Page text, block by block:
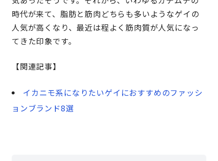
時代が来て、脂肪と筋肉どちらも多いようなゲイの
人気が高くなり、最近は程よく筋肉質が人気になっ
てきた印象です。
【関連記事】
イカニモ系になりたいゲイにおすすめのファッシ
ョンブランド8選